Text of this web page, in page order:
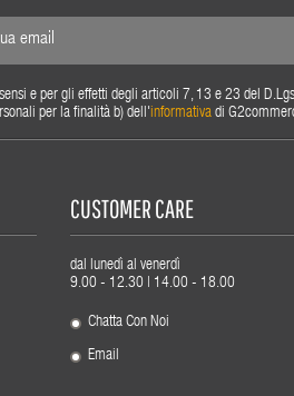
e per gli effetti degli articoli 7, 13 e 23 del
per la finalità b) dell'informativadi
CUSTOMER CARE
dal lunedì al venerdì
9.00 - 12.30 | 14.00 - 18.00
Chatta Con Noi
Email